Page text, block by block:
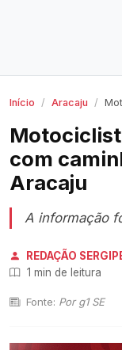
Início Aracaju
com
Aracaju
A informação
REDAÇÃO
1 min de leitura
Fonte: Por g1 SE